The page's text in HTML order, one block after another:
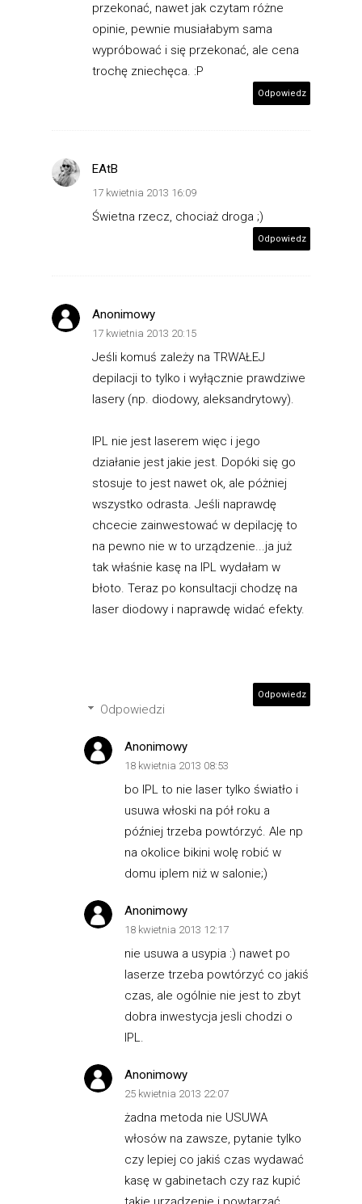
przekonać, nawet jak czytam różne
opinie, pewnie musiałabym sama
wypróbować i się przekonać, ale cena
trochę zniechęca. :P
Odpowiedz
EAtB
17 kwietnia 2013 16:09
Świetna rzecz, chociaż droga ;)
Odpowiedz
Anonimowy
17 kwietnia 2013 20:15
Jeśli komuś zależy na TRWAŁEJ
depilacji to tylko i wyłącznie prawdziwe
lasery (np. diodowy, aleksandrytowy).
IPL nie jest laserem więc i jego
działanie jest jakie jest. Dopóki się go
stosuje to jest nawet ok, ale póżniej
wszystko odrasta. Jeśli naprawdę
chcecie zainwestować w depilację to
na pewno nie w to urządzenie...ja już
tak właśnie kasę na IPL wydałam w
błoto. Teraz po konsultacji chodzę na
laser diodowy i naprawdę widać efekty.
Odpowiedz
Odpowiedzi
Anonimowy
18 kwietnia 2013 08:53
bo IPL to nie laser tylko światło i
usuwa włoski na pół roku a
później trzeba powtórzyć. Ale np
na okolice bikini wolę robić w
domu iplem niż w salonie;)
Anonimowy
18 kwietnia 2013 12:17
nie usuwa a usypia :) nawet po
laserze trzeba powtórzyć co jakiś
czas, ale ogólnie nie jest to zbyt
dobra inwestycja jesli chodzi o
IPL.
Anonimowy
25 kwietnia 2013 22:07
żadna metoda nie USUWA
włosów na zawsze, pytanie tylko
czy lepiej co jakiś czas wydawać
kasę w gabinetach czy raz kupić